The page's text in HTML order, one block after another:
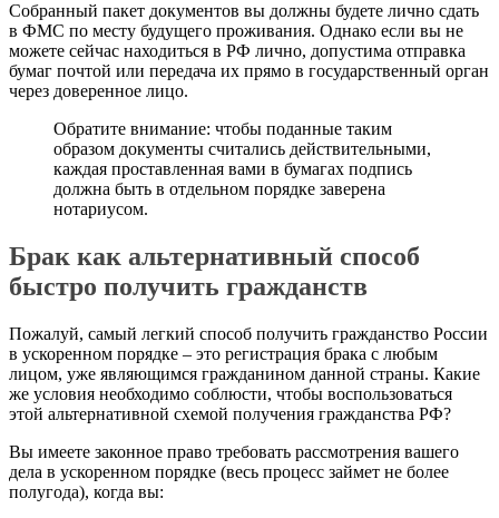
Собранный пакет документов вы должны будете лично сдать
в ФМС по месту будущего проживания. Однако если вы не
можете сейчас находиться в РФ лично, допустима отправка
бумаг почтой или передача их прямо в государственный орган
через доверенное лицо.
Обратите внимание: чтобы поданные таким
образом документы считались действительными,
каждая проставленная вами в бумагах подпись
должна быть в отдельном порядке заверена
нотариусом.
Брак как альтернативный способ
быстро получить гражданств
Пожалуй, самый легкий способ получить гражданство России
в ускоренном порядке – это регистрация брака с любым
лицом, уже являющимся гражданином данной страны. Какие
же условия необходимо соблюсти, чтобы воспользоваться
этой альтернативной схемой получения гражданства РФ?
Вы имеете законное право требовать рассмотрения вашего
дела в ускоренном порядке (весь процесс займет не более
полугода), когда вы: